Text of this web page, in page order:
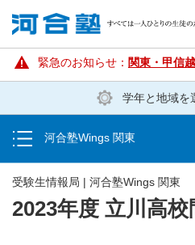
塾生の方
緊急のお知らせ： 関東・甲信越
学年と地域を
河合塾Wings 関東
学費
お申し込み方法
受験生情報局
2023年度 立川高
受験生情報局 | 河合塾Wings 関東